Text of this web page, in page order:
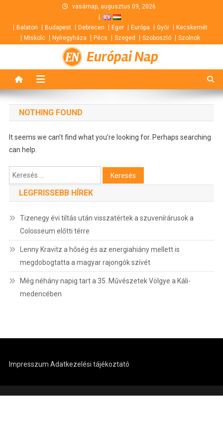
content
vasárnap, augusztus 09, 2026
Balaton Budapest Debrecen Eger Európa Győr
Kecskemét
Miskolc
Nyíregyháza Pécs Szeged Szoboszló Szolnok
Európai Nap
NOTHING FOUND
It seems we can’t find what you’re looking for. Perhaps searching
can help.
Keresés:
LEGFRISSEBB HÍREK
Tizenegy évi tiltás után visszatértek a szuvenírárusok a
Colosseum előtti térre
Lenny Kravitz a hőség és az energiahiány mellett is
megdobogtatta a magyar rajongók szívét
Még néhány napig tart a 35. Művészetek Völgye a Káli-
medencében
Impresszum Adatkezelési tájékoztató